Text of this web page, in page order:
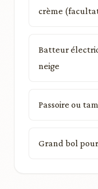
crème
Batteur
neige
Passoire ou
Grand bol